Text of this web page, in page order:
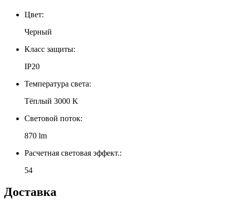
Цвет:
Черный
Класс защиты:
IP20
Температура света:
Тёплый 3000 K
Световой поток:
870 lm
Расчетная световая эффект.:
54
Доставка